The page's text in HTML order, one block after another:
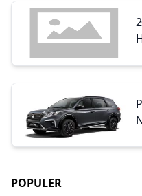
POPULER